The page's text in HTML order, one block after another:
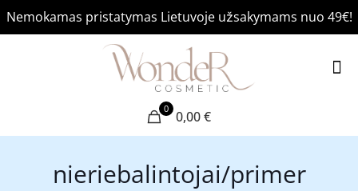
Nemokamas pristatymas Lietuvoje užsakymams nuo 49€!
0 0,00 €
nieriebalintojai/primer